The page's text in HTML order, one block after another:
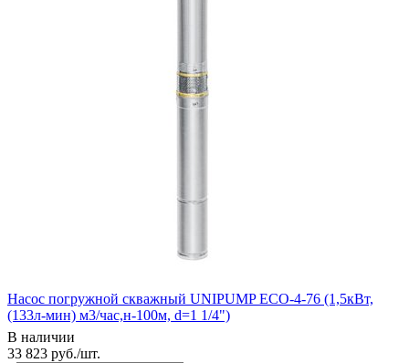
Насос погружной скважный UNIPUMP ECO-4-76 (1,5кВт,
(133л-мин) м3/час,н-100м, d=1 1/4")
В наличии
33 823 руб./шт.